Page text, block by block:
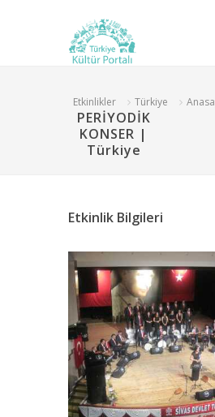
Etkinlikler Türkiye
PERİYODİK
KONSER |
Türkiye
Etkinlik Bilgileri